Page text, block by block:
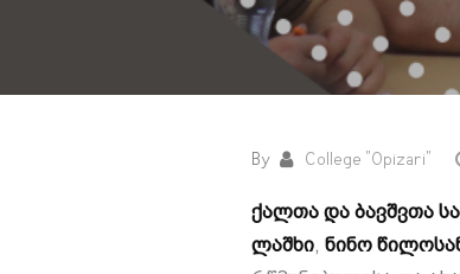
By College "Opizari"
ქალთა და ბავშვთა
ლაშხი, ნინო